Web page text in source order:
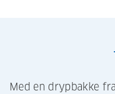
Med en drypbakke